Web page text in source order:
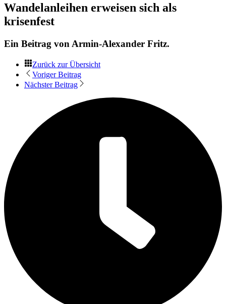
Wandelanleihen erweisen sich als
krisenfest
Ein Beitrag von Armin-Alexander Fritz.
Zurück zur Übersicht
Voriger Beitrag
Nächster Beitrag